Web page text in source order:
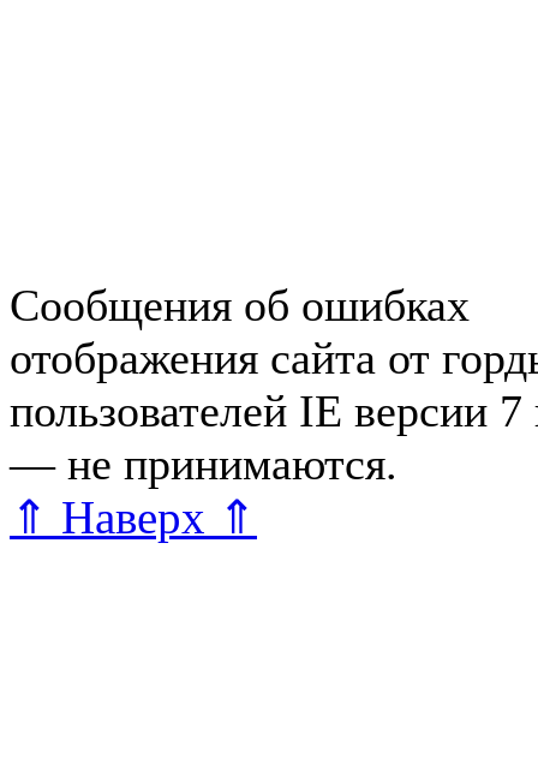
Сообщения об ошибках
отображения сайта от
пользователей IE версии
— не принимаются.
⇑ Наверх ⇑